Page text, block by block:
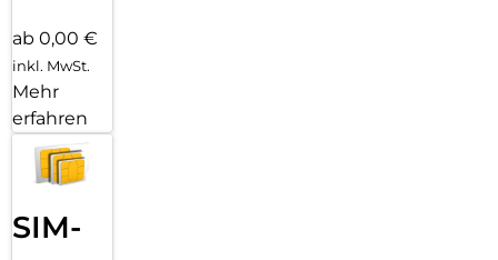
ab 0,00 €
inkl. MwSt.
Mehr
erfahren
SIM-